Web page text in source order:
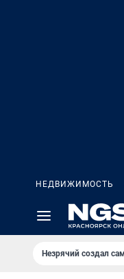
НЕДВИЖИМОСТЬ
Незрячий создал